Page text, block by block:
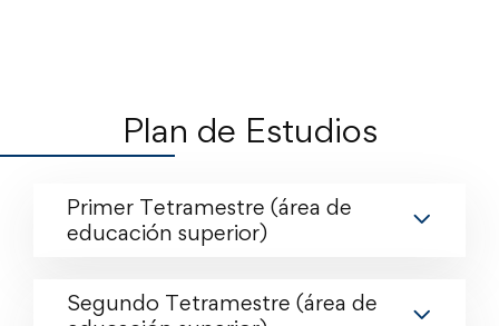
Plan de Estudios
Primer Tetramestre (área de
educación superior)
Segundo Tetramestre (área de